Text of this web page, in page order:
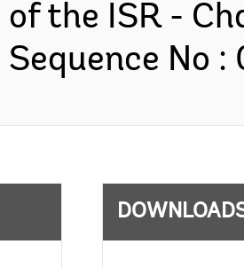
the ISR -
No :